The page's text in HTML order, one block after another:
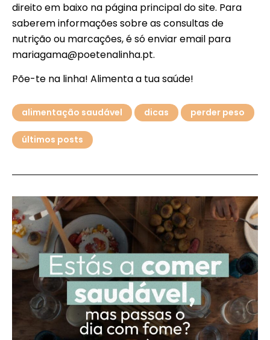
direito em baixo na página principal do site. Para
saberem informações sobre as consultas de
nutrição ou marcações, é só enviar email para
mariagama@poetenalinha.pt.
Põe-te na linha! Alimenta a tua saúde!
alimentação saudável dicas perder peso
últimos posts